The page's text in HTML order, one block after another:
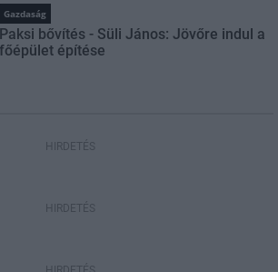
Gazdaság
Paksi bővítés - Süli János: Jövőre indul a
főépület építése
HIRDETÉS
HIRDETÉS